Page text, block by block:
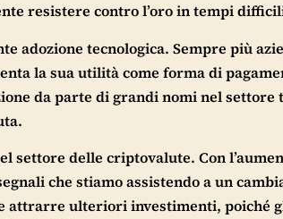
resistere contro l’oro in tempi
adozione tecnologica. Sempre più
la sua utilità come forma di
da parte di grandi nomi nel settore
settore delle criptovalute. Con
che stiamo assistendo a un
attrarre ulteriori investimenti, poiché